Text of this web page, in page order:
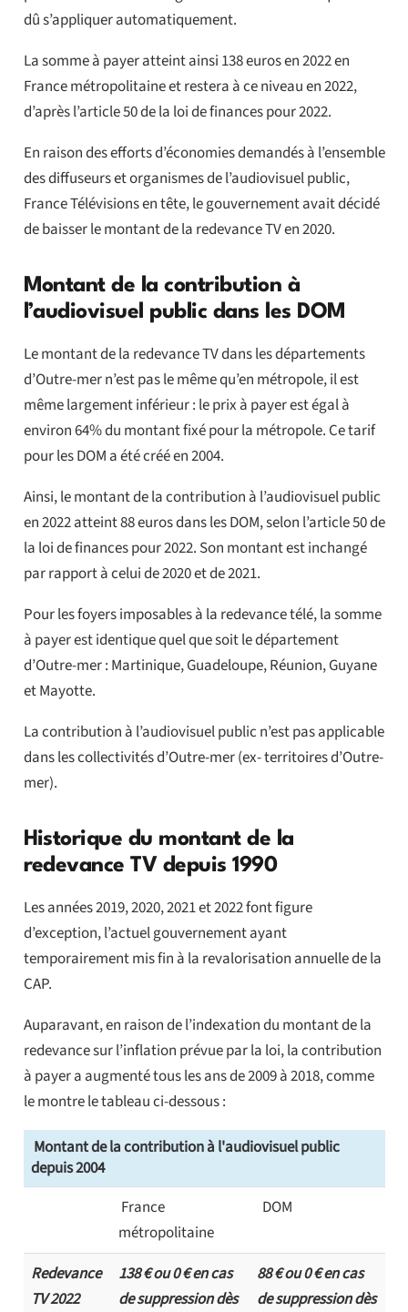
dû s’appliquer automatiquement.
La somme à payer atteint ainsi 138 euros en 2022 en
France métropolitaine et restera à ce niveau en 2022,
d’après l’article 50 de la loi de finances pour 2022.
En raison des efforts d’économies demandés à l’ensemble
des diffuseurs et organismes de l’audiovisuel public,
France Télévisions en tête, le gouvernement avait décidé
de baisser le montant de la redevance TV en 2020.
Montant de la contribution à
l’audiovisuel public dans les DOM
Le montant de la redevance TV dans les départements
d’Outre-mer n’est pas le même qu’en métropole, il est
même largement inférieur : le prix à payer est égal à
environ 64% du montant fixé pour la métropole. Ce tarif
pour les DOM a été créé en 2004.
Ainsi, le montant de la contribution à l’audiovisuel public
en 2022 atteint 88 euros dans les DOM, selon l’article 50 de
la loi de finances pour 2022. Son montant est inchangé
par rapport à celui de 2020 et de 2021.
Pour les foyers imposables à la redevance télé, la somme
à payer est identique quel que soit le département
d’Outre-mer : Martinique, Guadeloupe, Réunion, Guyane
et Mayotte.
La contribution à l’audiovisuel public n’est pas applicable
dans les collectivités d’Outre-mer (ex- territoires d’Outre-
mer).
Historique du montant de la
redevance TV depuis 1990
Les années 2019, 2020, 2021 et 2022 font figure
d’exception, l’actuel gouvernement ayant
temporairement mis fin à la revalorisation annuelle de la
CAP.
Auparavant, en raison de l’indexation du montant de la
redevance sur l’inflation prévue par la loi, la contribution
à payer a augmenté tous les ans de 2009 à 2018, comme
le montre le tableau ci-dessous :
Montant de la contribution à l'audiovisuel public
depuis 2004
France
métropolitaine
DOM
Redevance
TV 2022
138 € ou 0 € en cas
de suppression dès
88 € ou 0 € en cas
de suppression dès